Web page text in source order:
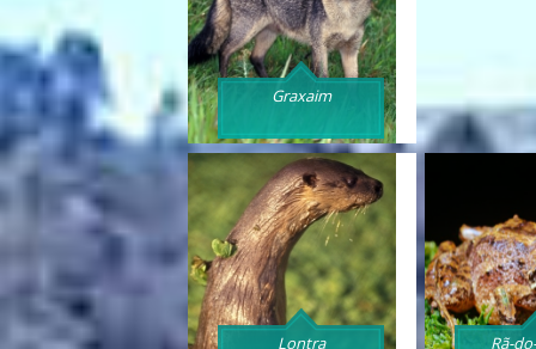
Graxaim
Lontra Rã-